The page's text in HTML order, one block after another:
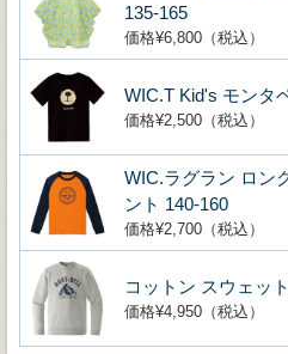
135-165
価格¥6,800（税込）
WIC.T Kid's モンタ
価格¥2,500（税込）
WIC.ラグラン ロン
ント 140-160
価格¥2,700（税込）
コットン スウェッ
価格¥4,950（税込）